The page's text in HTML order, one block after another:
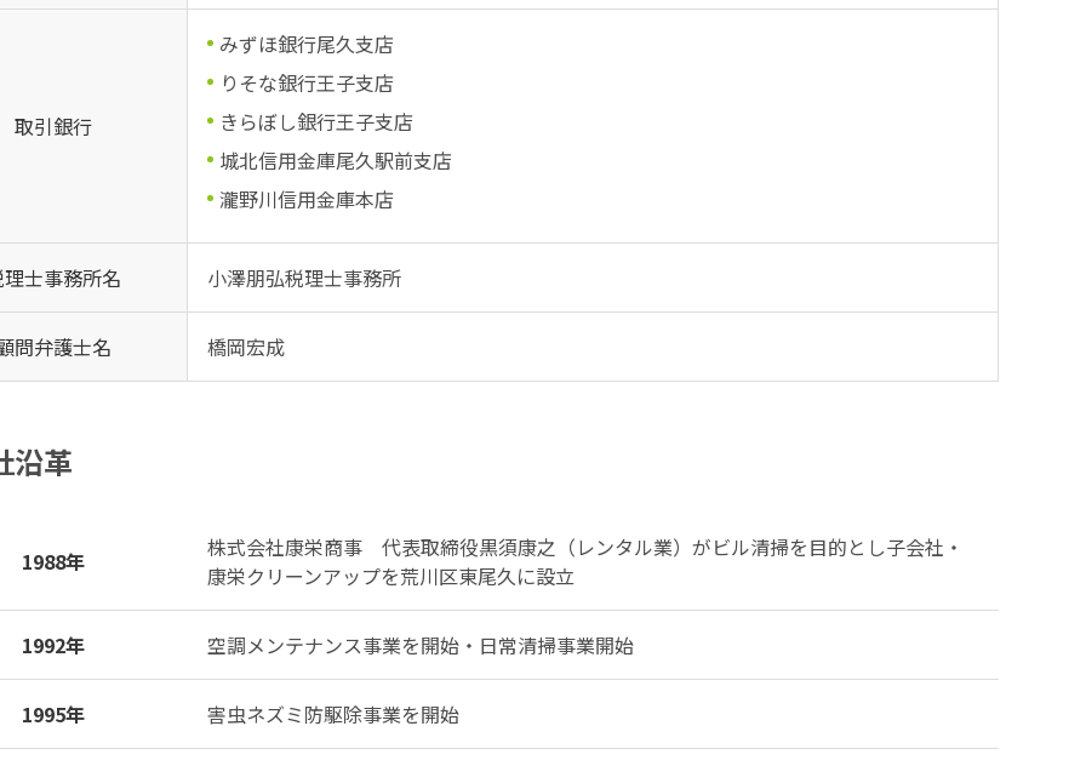
取引銀行
みずほ銀行尾久支店
りそな銀行王子支店
きらぼし銀行王子支店
城北信用金庫尾久駅前支店
瀧野川信用金庫本店
士事務所名 小澤朋弘税理士事務所
問弁護士名 橋岡宏成
沿革
1988年
株式会社康栄商事 代表取締役黒須康之（レンタル業）がビル清掃を目的とし子会社・
康栄クリーンアップを荒川区東尾久に設立
1992年 空調メンテナンス事業を開始・日常清掃事業開始
1995年 害虫ネズミ防駆除事業を開始